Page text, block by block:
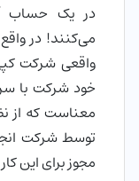
در یک حساب
می‌کنند! در
واقعی شرکت
خود شرکت با
معناست که از
توسط شرکت
مجوز برای این